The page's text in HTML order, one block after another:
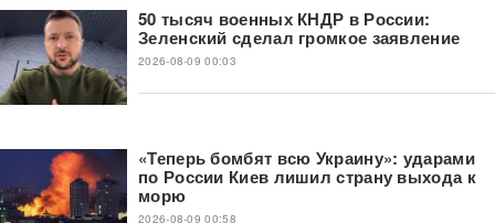
50 тысяч военных КНДР в России:
Зеленский сделал громкое заявление
2026-08-09 00:03
«Теперь бомбят всю Украину»: ударами
по России Киев лишил страну выхода к
морю
2026-08-09 00:58